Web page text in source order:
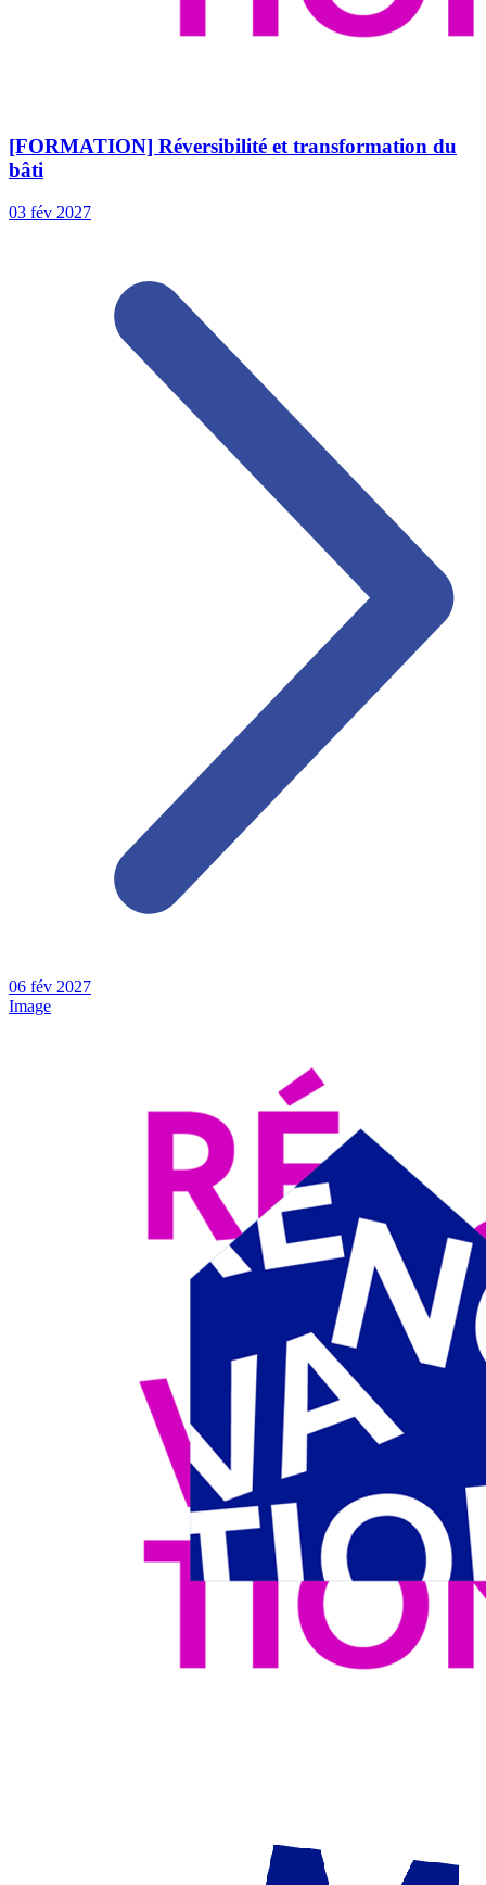
[FORMATION] Réversibilité et transformation du
bâti
03 fév 2027
06 fév 2027
Image